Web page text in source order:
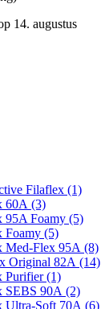
14. augustus
Filaflex (1)
60A (3)
95A Foamy (5)
Foamy (5)
Med-Flex 95A (8)
Original 82A (14)
Purifier (1)
SEBS 90A (2)
Ultra-Soft 70A (6)